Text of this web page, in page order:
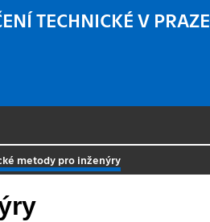
TECHNICKÉ V PRAZE
metody pro inženýry